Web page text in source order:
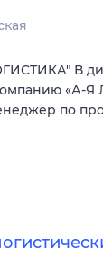
В
«А-Я
по